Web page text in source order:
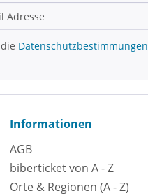
Datenschutzbestimmungen
Informationen
AGB
biberticket von A - Z
Orte & Regionen (A - Z)